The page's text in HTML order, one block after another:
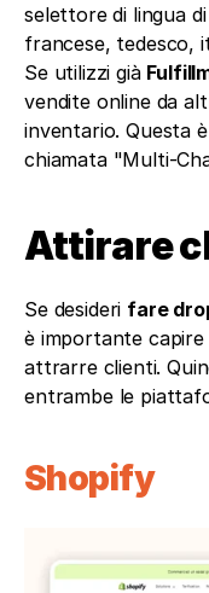
selettore di lingua
francese, tedesco,
Se utilizzi già
vendite online da
inventario. Questa
chiamata "Multi-
Attirare
Se desideri fare
è importante
attrarre clienti.
entrambe le
Shopify